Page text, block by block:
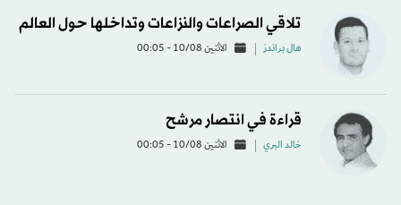
تلاقي الصراعات والنزاعات وتداخلها حول العالم
هال براندز الاثنين 10/08 - 00:05
قراءة في انتصار مرشح
خالد البري الاثنين 10/08 - 00:05